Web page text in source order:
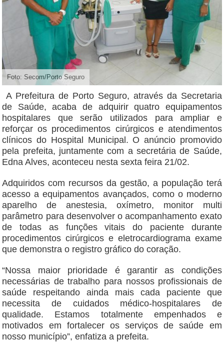
Foto: Secom/Porto Seguro
A Prefeitura de Porto Seguro, através da Secretaria
de Saúde, acaba de adquirir quatro equipamentos
hospitalares que serão utilizados para ampliar e
reforçar os procedimentos cirúrgicos e atendimentos
clínicos do Hospital Municipal. O anúncio promovido
pela prefeita, juntamente com a secretária de Saúde,
Edna Alves, aconteceu nesta sexta feira 21/02.
Adquiridos com recursos da gestão, a população terá
acesso a equipamentos avançados, como o moderno
aparelho de anestesia, oxímetro, monitor multi
parâmetro para desenvolver o acompanhamento exato
de todas as funções vitais do paciente durante
procedimentos cirúrgicos e eletrocardiograma exame
que demonstra o registro gráfico do coração.
“Nossa maior prioridade é garantir as condições
necessárias de trabalho para nossos profissionais de
saúde respeitando ainda mais cada paciente que
necessita de cuidados médico-hospitalares de
qualidade. Estamos totalmente empenhados e
motivados em fortalecer os serviços de saúde em
nosso município”, enfatiza a prefeita.